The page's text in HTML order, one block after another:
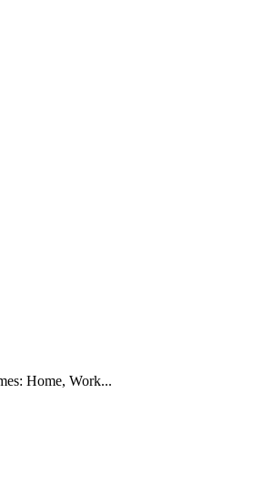
Home, Work...